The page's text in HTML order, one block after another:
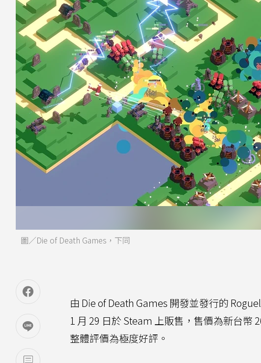
圖／Die of Death Games，下同
由 Die of Death Games 開發並發行的
1 月 29 日於 Steam 上販售，售價為新台
整體評價為極度好評。